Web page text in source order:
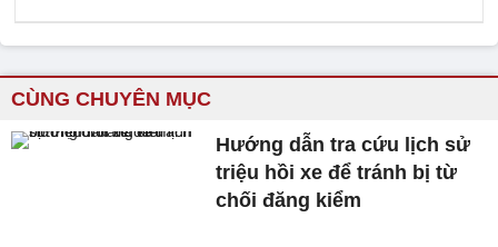
CÙNG CHUYÊN MỤC
Hướng dẫn tra cứu lịch sử
triệu hồi xe để tránh bị từ
chối đăng kiểm